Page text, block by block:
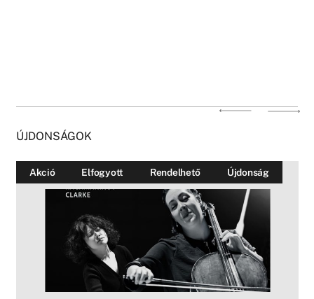
ÚJDONSÁGOK
Akció Elfogyott Rendelhető Újdonság